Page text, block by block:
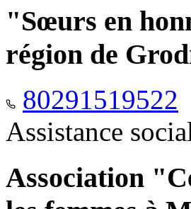
"Sœurs en
région de
80291519522
Assistance
Association